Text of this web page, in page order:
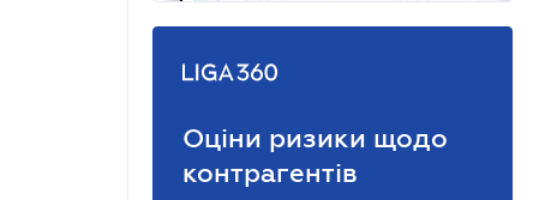
Оціни ризики щодо
контрагентів